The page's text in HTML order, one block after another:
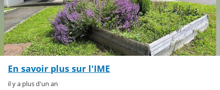
En savoir plus sur l'IME
il y a plus d'un an